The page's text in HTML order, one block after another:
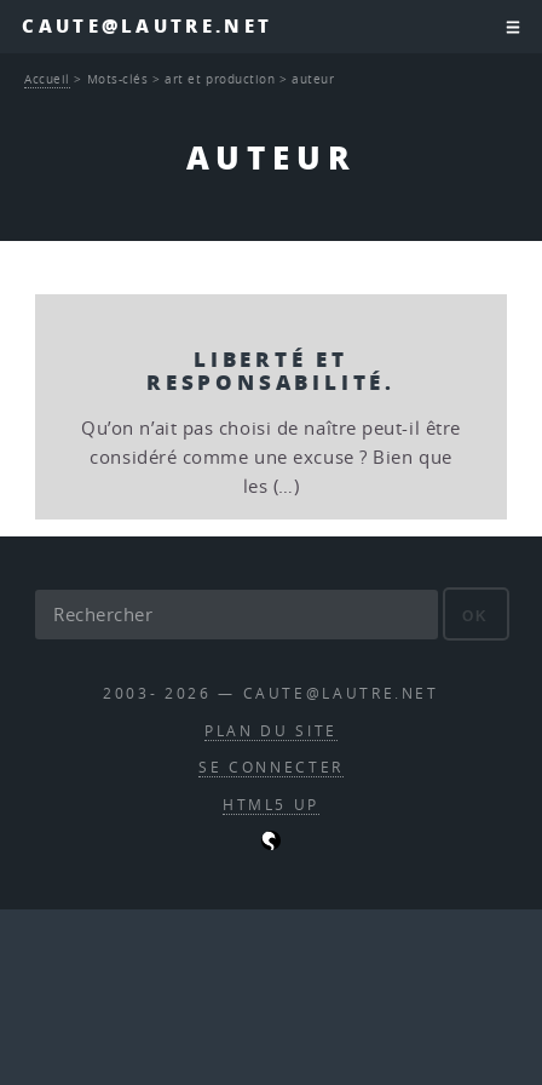
CAUTE@LAUTRE.NET
AUTEUR
Accueil > Mots-clés >art et production >auteur
LIBERTÉ ET
RESPONSABILITÉ.
Qu’on n’ait pas choisi de naître peut-il être
considéré comme une excuse ? Bien que
les (…)
OK
2003- 2026 — CAUTE@LAUTRE.NET
PLAN DU SITE
SE CONNECTER
HTML5 UP